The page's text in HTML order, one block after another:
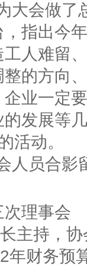
会做了
指出今
人难留
的方向
业一定
发展等
活动。
员合影
理事会
持，协
年财务预